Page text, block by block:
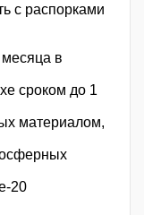
с распорками
в
сроком до 1
материалом,
20